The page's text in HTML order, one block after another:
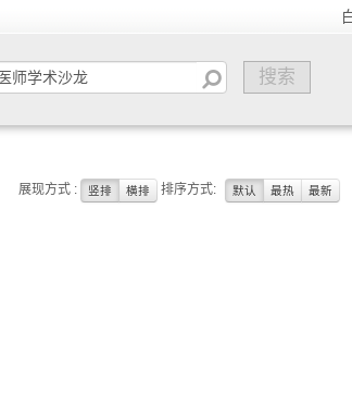
展现方式 : 竖排 横排 排序方式: 默认 最热 最新